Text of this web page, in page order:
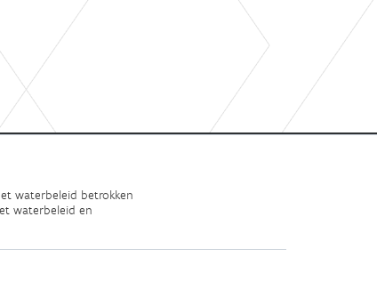
waterbeleid betrokken
waterbeleid en